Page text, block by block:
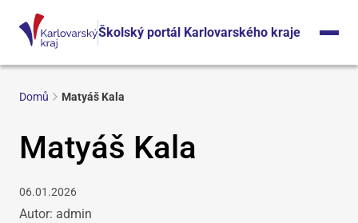
Školský portál Karlovarského kraje
Domů Matyáš Kala
Matyáš Kala
06.01.2026
Autor: admin